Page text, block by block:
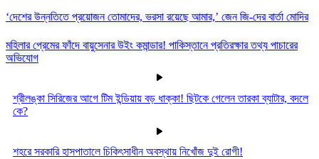
‘দেশের উন্নতিতে প্রয়োজন তোমাদের, ভরসা রয়েছে আমার,’ জেন জি-দের বার্তা মোদির
মহিলার প্রেমের ফাঁদে বায়ুসেনার উইং কমান্ডার! পাকিস্তানে প্রতিরক্ষার তথ্য পাচারের
অভিযোগ
শ্রীলঙ্কা সিরিজের আগে টিম ইন্ডিয়ায় বড় ধাক্কা! ছিটকে গেলেন তারকা ব্যাটার, বদলে
কে?
শহরে সরকারি হাসপাতালে চিকিৎসাধীন অবস্থায় নিখোঁজ দুই রোগী!